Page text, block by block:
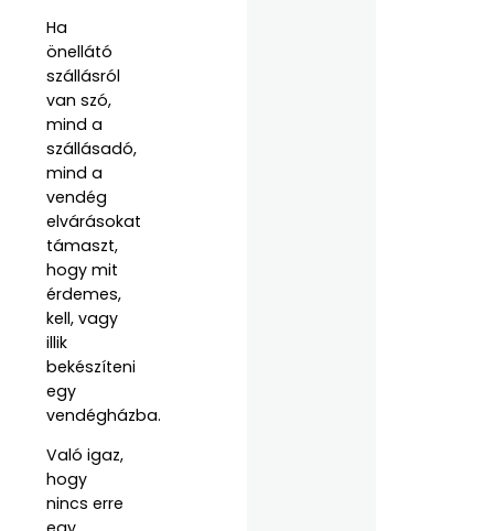
Ha
önellátó
szállásról
van szó,
mind a
szállásadó,
mind a
vendég
elvárásokat
támaszt,
hogy mit
érdemes,
kell, vagy
illik
bekészíteni
egy
vendégházba.
Való igaz,
hogy
nincs erre